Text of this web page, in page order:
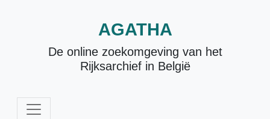
AGATHA
De online zoekomgeving van het
Rijksarchief in België